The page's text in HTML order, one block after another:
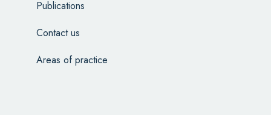
Publications
Contact us
Areas of practice